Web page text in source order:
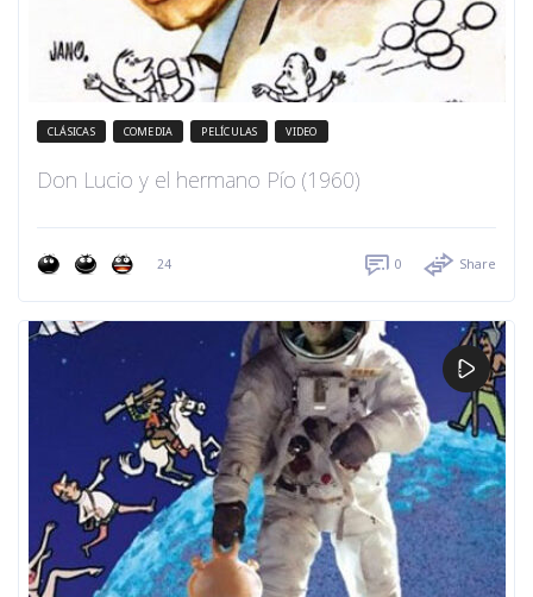
CLÁSICAS COMEDIA PELÍCULAS VIDEO
Don Lucio y el hermano Pío (1960)
24 0 Share